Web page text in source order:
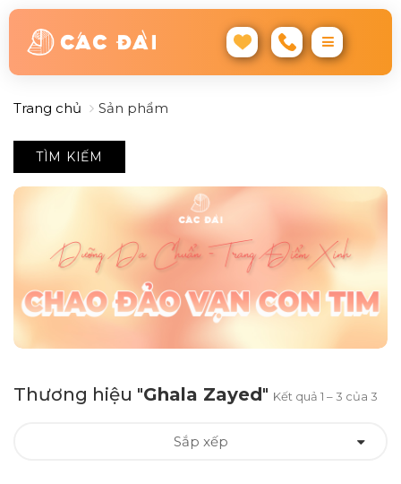
Trang chủ Sản phẩm
TÌM KIẾM
Thương hiệu "Ghala Zayed" Kết quả 1 – 3 của 3
Sắp xếp